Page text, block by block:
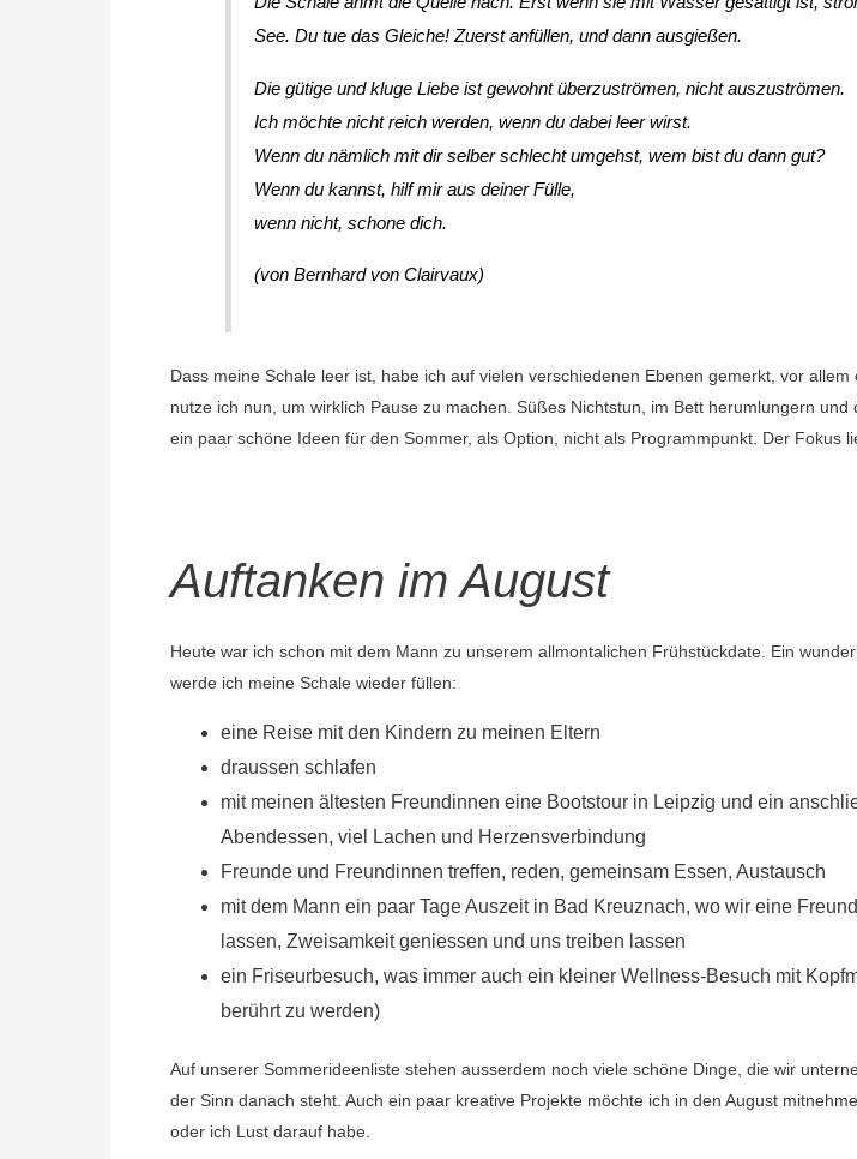
See. Du tue das Gleiche! Zuerst anfüllen, und dann ausgießen.
Die gütige und kluge Liebe ist gewohnt überzuströmen, nicht auszuströmen.
Ich möchte nicht reich werden, wenn du dabei leer wirst.
Wenn du nämlich mit dir selber schlecht umgehst, wem bist du dann gut?
Wenn du kannst, hilf mir aus deiner Fülle,
wenn nicht, schone dich.
(von Bernhard von Clairvaux)
Dass meine Schale leer ist, habe ich auf vielen verschiedenen Ebenen gemerkt, vor
nutze ich nun, um wirklich Pause zu machen. Süßes Nichtstun, im Bett herumlungern
ein paar schöne Ideen für den Sommer, als Option, nicht als Programmpunkt. Der Fokus
Auftanken im August
Heute war ich schon mit dem Mann zu unserem allmontalichen Frühstückdate. Ein
werde ich meine Schale wieder füllen:
eine Reise mit den Kindern zu meinen Eltern
draussen schlafen
mit meinen ältesten Freundinnen eine Bootstour in Leipzig und ein
Abendessen, viel Lachen und Herzensverbindung
Freunde und Freundinnen treffen, reden, gemeinsam Essen, Austausch
mit dem Mann ein paar Tage Auszeit in Bad Kreuznach, wo wir eine
lassen, Zweisamkeit geniessen und uns treiben lassen
ein Friseurbesuch, was immer auch ein kleiner Wellness-Besuch mit
berührt zu werden)
Auf unserer Sommerideenliste stehen ausserdem noch viele schöne Dinge, die wir
der Sinn danach steht. Auch ein paar kreative Projekte möchte ich in den August
oder ich Lust darauf habe.